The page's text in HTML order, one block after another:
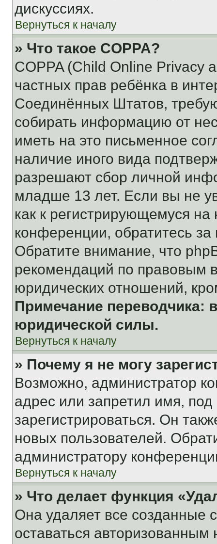
дискуссиях.
Вернуться к началу
» Что такое COPPA?
COPPA (Child Online Privacy
частных прав ребёнка в
Соединённых Штатов,
собирать информацию от
иметь на это письменное
наличие иного вида
разрешают сбор личной
младше 13 лет. Если вы не
как к регистрирующемуся
конференции, обратитесь
Обратите внимание, что
рекомендаций по правовым
юридических отношений,
Примечание переводчика:
юридической силы.
Вернуться к началу
» Почему я не могу
Возможно, администратор
адрес или запретил имя,
зарегистрироваться. Он
новых пользователей.
администратору
Вернуться к началу
» Что делает функция
Она удаляет все созданные
оставаться